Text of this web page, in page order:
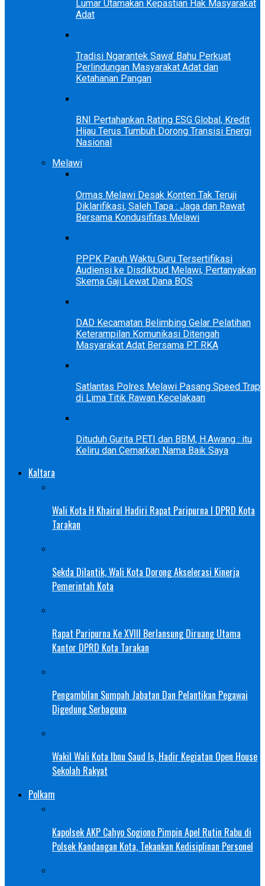
Lumar Utamakan Kepastian Hak Masyarakat
Adat
Tradisi Ngarantek Sawa’ Bahu Perkuat
Perlindungan Masyarakat Adat dan
Ketahanan Pangan
BNI Pertahankan Rating ESG Global, Kredit
Hijau Terus Tumbuh Dorong Transisi Energi
Nasional
Melawi
Ormas Melawi Desak Konten Tak Teruji
Diklarifikasi, Saleh Tapa : Jaga dan Rawat
Bersama Kondusifitas Melawi
PPPK Paruh Waktu Guru Tersertifikasi
Audiensi ke Disdikbud Melawi, Pertanyakan
Skema Gaji Lewat Dana BOS
DAD Kecamatan Belimbing Gelar Pelatihan
Keterampilan Komunikasi Ditengah
Masyarakat Adat Bersama PT RKA
Satlantas Polres Melawi Pasang Speed Trap
di Lima Titik Rawan Kecelakaan
Dituduh Gurita PETI dan BBM, H.Awang : itu
Keliru dan Cemarkan Nama Baik Saya
Kaltara
Wali Kota H Khairul Hadiri Rapat Paripurna I DPRD Kota
Tarakan
Sekda Dilantik, Wali Kota Dorong Akselerasi Kinerja
Pemerintah Kota
Rapat Paripurna Ke XVIII Berlansung Diruang Utama
Kantor DPRD Kota Tarakan
Pengambilan Sumpah Jabatan Dan Pelantikan Pegawai
Digedung Serbaguna
Wakil Wali Kota Ibnu Saud Is, Hadir Kegiatan Open House
Sekolah Rakyat
Polkam
Kapolsek AKP Cahyo Sogiono Pimpin Apel Rutin Rabu di
Polsek Kandangan Kota, Tekankan Kedisiplinan Personel